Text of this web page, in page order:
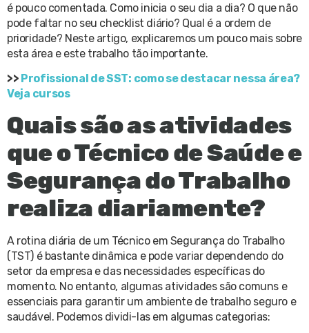
é pouco comentada. Como inicia o seu dia a dia? O que não
pode faltar no seu checklist diário? Qual é a ordem de
prioridade? Neste artigo, explicaremos um pouco mais sobre
esta área e este trabalho tão importante.
>> Profissional de SST: como se destacar nessa área?
Veja cursos
Quais são as atividades
que o Técnico de Saúde e
Segurança do Trabalho
realiza diariamente?
A rotina diária de um Técnico em Segurança do Trabalho
(TST) é bastante dinâmica e pode variar dependendo do
setor da empresa e das necessidades específicas do
momento. No entanto, algumas atividades são comuns e
essenciais para garantir um ambiente de trabalho seguro e
saudável. Podemos dividi-las em algumas categorias: